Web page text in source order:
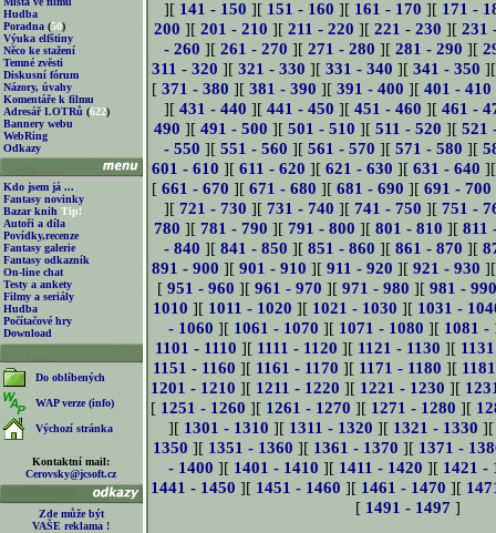
Hudba
Poradna (50)
Výuka elfštiny
Něco ke stažení
Temné zvěsti
Diskusní fórum
Názory, úvahy
Komentáře k filmu
Adresář LOTRů (622)
Bannery webu
WebRing
Odkazy
Kdo jsem já ...
Fantasy novinky
Bazar knih Tip!
Autoři a díla
Povídky,recenze
Fantasy galerie
Fantasy odkazník
On-line chat
Testy a ankety
Filmy a seriály
Hudba
Počítačové hry
Download
Do oblíbených
WAP verze (info)
Výchozí stránka
Kontaktní mail:
Cerovsky@jcsoft.cz
Zde může být
VAŠE reklama !
][ 141 - 150 ][ 151 - 160 ][ 161 - 170 ][ 171 -
200 ][ 201 - 210 ][ 211 - 220 ][ 221 - 230 ][ 231
- 260 ][ 261 - 270 ][ 271 - 280 ][ 281 - 290 ][
311 - 320 ][ 321 - 330 ][ 331 - 340 ][ 341 - 350
[ 371 - 380 ][ 381 - 390 ][ 391 - 400 ][ 401 - 410
][ 431 - 440 ][ 441 - 450 ][ 451 - 460 ][ 461 -
490 ][ 491 - 500 ][ 501 - 510 ][ 511 - 520 ][ 521
- 550 ][ 551 - 560 ][ 561 - 570 ][ 571 - 580 ][
601 - 610 ][ 611 - 620 ][ 621 - 630 ][ 631 - 640
[ 661 - 670 ][ 671 - 680 ][ 681 - 690 ][ 691 - 700
][ 721 - 730 ][ 731 - 740 ][ 741 - 750 ][ 751 -
780 ][ 781 - 790 ][ 791 - 800 ][ 801 - 810 ][ 811
- 840 ][ 841 - 850 ][ 851 - 860 ][ 861 - 870 ][
891 - 900 ][ 901 - 910 ][ 911 - 920 ][ 921 - 930
[951 - 960 ][961 - 970 ][971 - 980 ][981 -
1010 ][ 1011 - 1020 ][ 1021 - 1030 ][ 1031 -
- 1060 ][ 1061 - 1070 ][ 1071 - 1080 ][ 1081 -
1101 - 1110 ][ 1111 - 1120 ][ 1121 - 1130 ][
1151 - 1160 ][ 1161 - 1170 ][ 1171 - 1180 ][
1201 - 1210 ][ 1211 - 1220 ][ 1221 - 1230 ][
[ 1251 - 1260 ][ 1261 - 1270 ][ 1271 - 1280 ][
][ 1301 - 1310 ][ 1311 - 1320 ][ 1321 - 1330
1350 ][ 1351 - 1360 ][ 1361 - 1370 ][ 1371 -
- 1400 ][ 1401 - 1410 ][ 1411 - 1420 ][ 1421 -
1441 - 1450 ][ 1451 - 1460 ][ 1461 - 1470 ][
[ 1491 - 1497 ]